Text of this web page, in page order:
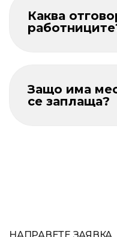
Каква
Защо има
се заплаща?
НАПРАВЕТЕ ЗАЯВКА